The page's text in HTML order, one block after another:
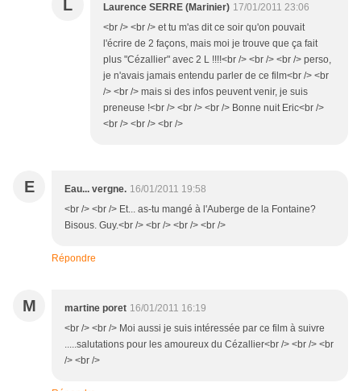
L Laurence SERRE (Marinier) 17/01/2011 23:06
<br /> <br /> et tu m'as dit ce soir qu'on pouvait
l'écrire de 2 façons, mais moi je trouve que ça fait
plus "Cézallier" avec 2 L !!!!<br /> <br /> <br /> perso,
je n'avais jamais entendu parler de ce film<br /> <br
/> <br /> mais si des infos peuvent venir, je suis
preneuse !<br /> <br /> <br /> Bonne nuit Eric<br />
<br /> <br /> <br />
E Eau... vergne. 16/01/2011 19:58
<br /> <br /> Et... as-tu mangé à l'Auberge de la Fontaine?
Bisous. Guy.<br /> <br /> <br /> <br />
Répondre
M martine poret 16/01/2011 16:19
<br /> <br /> Moi aussi je suis intéressée par ce film à suivre
.....salutations pour les amoureux du Cézallier<br /> <br /> <br
/> <br />